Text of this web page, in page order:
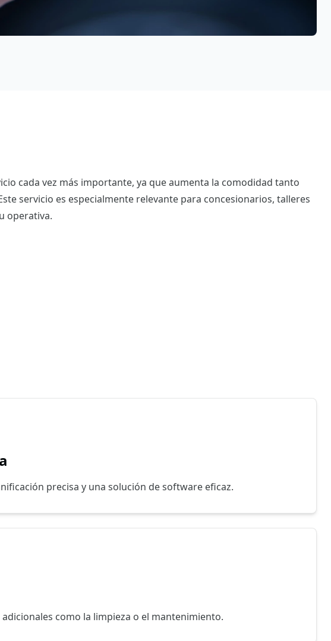
cada vez más importante, ya que aumenta la comodidad tanto
servicio es especialmente relevante para concesionarios, talleres
operativa.
precisa y una solución de software eficaz.
como la limpieza o el mantenimiento.